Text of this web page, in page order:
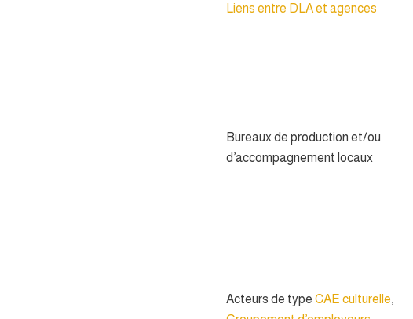
Liens entre DLA et agences
Bureaux de production et/ou
d’accompagnement locaux
Acteurs de typeCAE culturelle,